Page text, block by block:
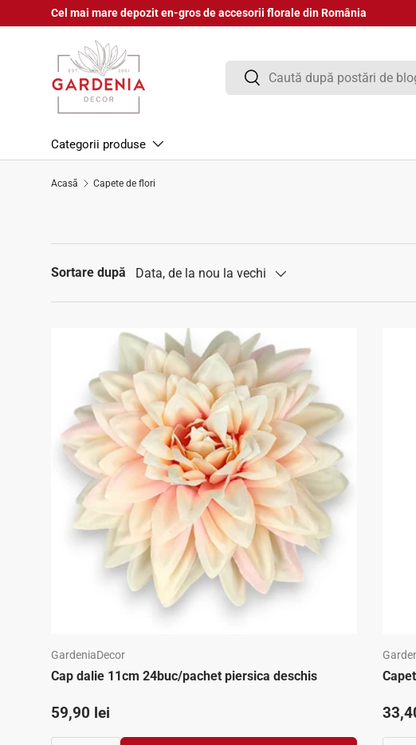
Sari la conținut
Cel mai mare depozit en-gros de accesorii florale din România
Căutare
Căutare
Categorii produse
Acasă Capete de flori
Sortare după Data, de la nou la vechi
GardeniaDecor
Cap dalie 11cm 24buc/pachet piersica deschis
Preț standard
59,90 lei Preț